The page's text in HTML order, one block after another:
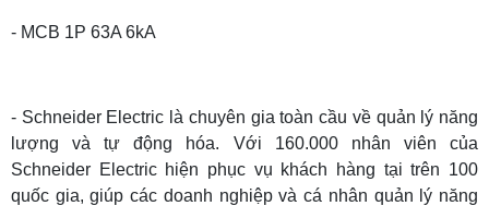
- MCB 1P 63A 6kA
- Schneider Electric là chuyên gia toàn cầu về quản lý năng
lượng và tự động hóa. Với 160.000 nhân viên của
Schneider Electric hiện phục vụ khách hàng tại trên 100
quốc gia, giúp các doanh nghiệp và cá nhân quản lý năng